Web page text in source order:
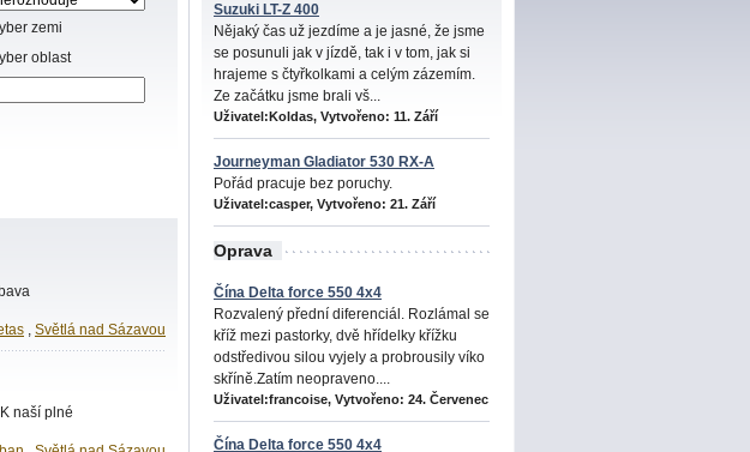
zemi
oblast
, Světlá nad Sázavou
naší plné
Suzuki LT-Z 400
Nějaký čas už jezdíme a je jasné, že jsme
se posunuli jak v jízdě, tak i v tom, jak si
hrajeme s čtyřkolkami a celým zázemím.
Ze začátku jsme brali vš...
Uživatel:Koldas, Vytvořeno: 11. Září
Journeyman Gladiator 530 RX-A
Pořád pracuje bez poruchy.
Uživatel:casper, Vytvořeno: 21. Září
Oprava
Čína Delta force 550 4x4
Rozvalený přední diferenciál. Rozlámal se
kříž mezi pastorky, dvě hřídelky křížku
odstředivou silou vyjely a probrousily víko
skříně.Zatím neopraveno....
Uživatel:francoise, Vytvořeno: 24. Červenec
Čína Delta force 550 4x4